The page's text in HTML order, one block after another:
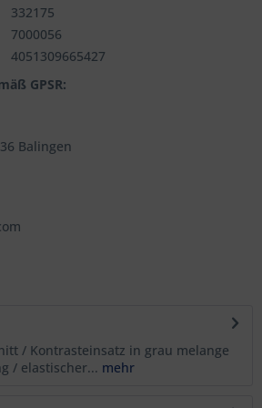
332175
7000056
4051309665427
GPSR:
Balingen
/ Kontrasteinsatz in grau melange
/ elastischer... mehr